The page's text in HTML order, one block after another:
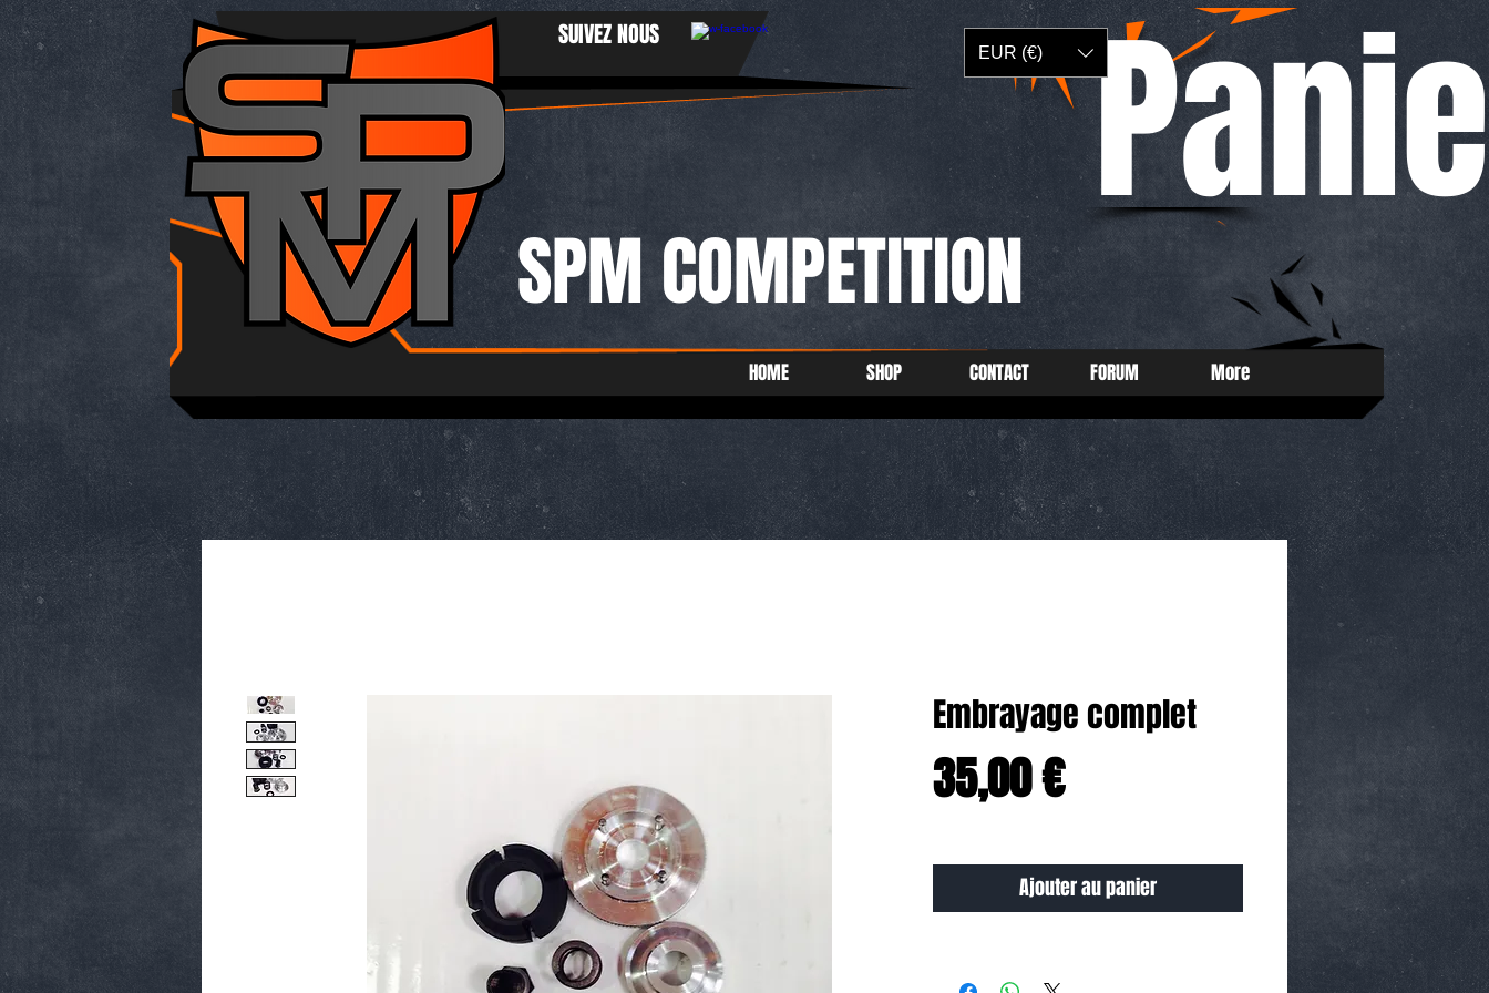
HOME SHOP CONTACT FORUM More
SPM COMPETITION
SUIVEZ NOUS
EUR (€)
Embrayage complet
35,00 €Prix
Ajouter au panier